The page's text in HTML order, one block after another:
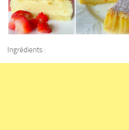
Ingrédients :